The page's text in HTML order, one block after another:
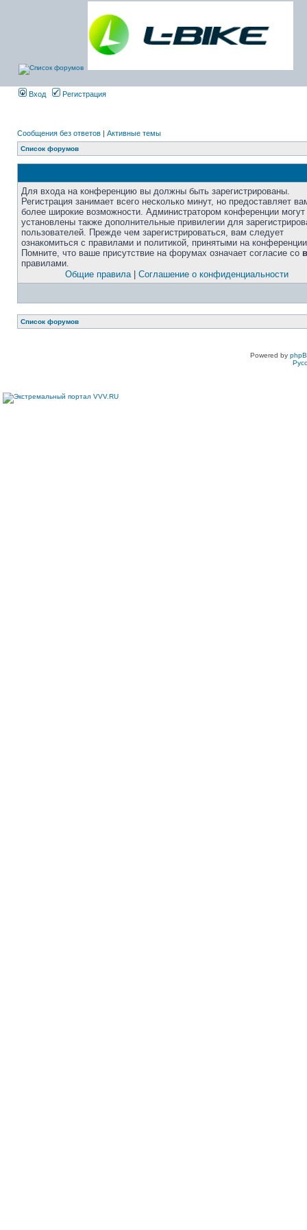
Вход Регистрация
Сообщения без ответов | Активные темы
Список форумов
Для входа на конференцию вы должны быть зарегистрированы.
Регистрация занимает всего несколько минут, но предоставляет
более широкие возможности. Администратором конференции
установлены также дополнительные привилегии для
пользователей. Прежде чем зарегистрироваться, вам следует
ознакомиться с правилами и политикой, принятыми на
Помните, что ваше присутствие на форумах означает согласие со
правилами.
Общие правила| Соглашение о конфиденциальности
Список форумов
Powered by